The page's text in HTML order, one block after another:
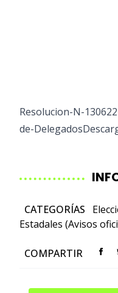
Resolucion-N-
de-Delegados
CATEGORÍAS
Estadales (Avisos
COMPARTIR